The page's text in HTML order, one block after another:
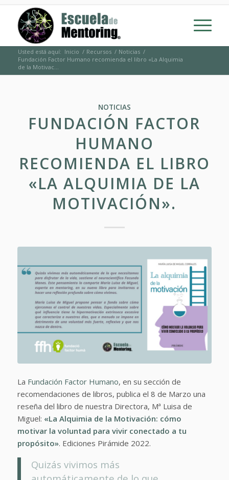
Usted está aquí: Inicio / Recursos / Noticias /
Fundación Factor Humano recomienda el libro «La Alquimia
de la Motivac...
NOTICIAS
FUNDACIÓN FACTOR
HUMANO
RECOMIENDA EL LIBRO
«LA ALQUIMIA DE LA
MOTIVACIÓN».
La Fundación Factor Humano, en su sección de
recomendaciones de libros, publica el 8 de Marzo una
reseña del libro de nuestra Directora, Mª Luisa de
Miguel: «La Alquimia de la Motivación: cómo
motivar la voluntad para vivir conectado a tu
propósito». Ediciones Pirámide 2022.
Quizás vivimos más